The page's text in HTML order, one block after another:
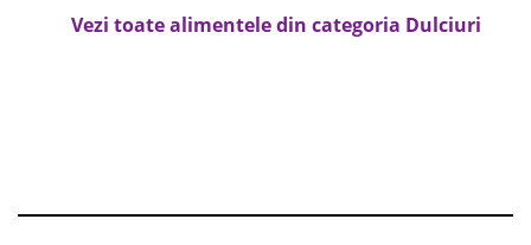
Vezi toate alimentele din categoria Dulciuri